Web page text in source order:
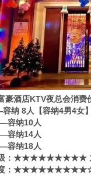
豪酒店KTV夜总会消费
纳 8人【容纳4男4女
容纳10人
容纳14人
容纳18人
级​‌‌：★★★★★★★★★
度：★★★★★★★★★☆